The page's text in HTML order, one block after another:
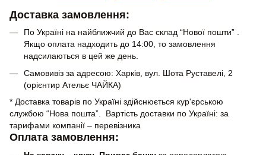
Доставка замовлення:
По Україні на найближчий до Вас склад “Нової пошти” .
Якщо оплата надходить до 14:00, то замовлення
надсилаються в цей же день.
Самовивіз за адресою: Харків, вул. Шота Руставелі, 2
(орієнтир Ательє ЧАЙКА)
* Доставка товарів по Україні здійснюється кур'єрською
службою “Нова пошта”. Вартість доставки по Україні: за
тарифами компанії – перевізника
Оплата замовлення: